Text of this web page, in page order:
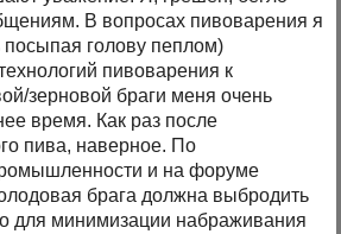
В вопросах пивоварения я
посыпая голову пеплом)
пивоварения к
зерновой браги меня очень
время. Как раз после
пива, наверное. По
и на форуме
брага должна выбродить
для минимизации набраживания